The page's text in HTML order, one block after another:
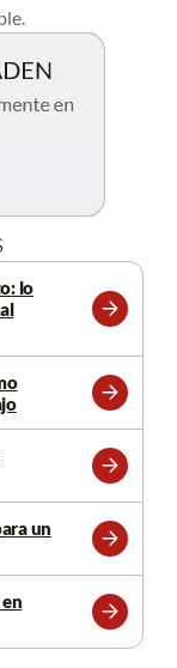
lo
Leer
más
Leer
más
Leer
más
un
Leer
más
Leer
más